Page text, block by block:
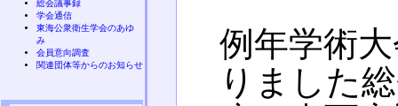
例年学術
りました
総会議事録
学会通信
東海公衆衛生学会のあゆ
み
会員意向調査
関連団体等からのお知らせ